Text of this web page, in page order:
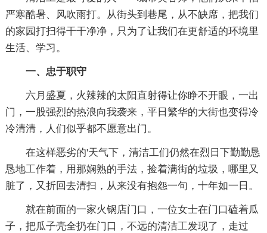
严寒酷暑、风吹雨打。从街头到巷尾，从不缺席，把我们
的家园打扫得干干净净，只为了让我们在更舒适的环境里
生活、学习。
一、忠于职守
六月盛夏，火辣辣的太阳直射得让你睁不开眼，一出
门，一股强烈的热浪向我袭来，平日繁华的大街也变得冷
冷清清，人们似乎都不愿意出门。
在这样恶劣的'天气下，清洁工们仍然在烈日下勤勤恳
恳地工作着，用那娴熟的手法，捡着满街的垃圾，哪里又
脏了，又折回去清扫，从来没有抱怨一句，十年如一日。
就在前面的一家火锅店门口，一位女士在门口磕着瓜
子，把瓜子壳全扔在门口，不远的清洁工发现了，走过